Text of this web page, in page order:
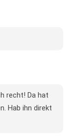
recht! Da hat
Hab ihn direkt